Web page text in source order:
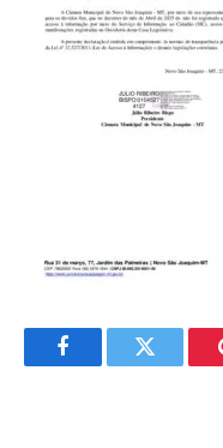
FacebookTwitter